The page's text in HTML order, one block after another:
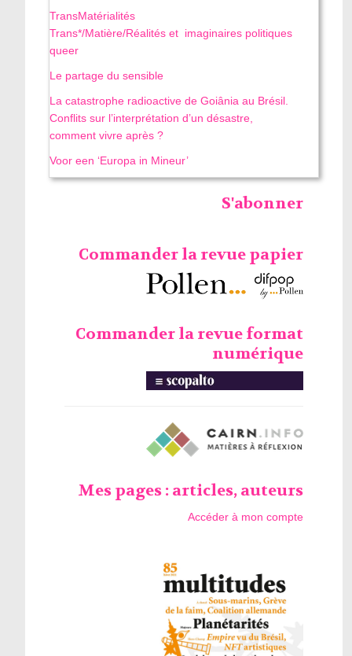
TransMatérialités
Trans*/Matière/Réalités et imaginaires politiques
queer
Le partage du sensible
La catastrophe radioactive de Goiânia au Brésil.
Conflits sur l’interprétation d’un désastre,
comment vivre après ?
Voor een ‘Europa in Mineur’
S'abonner
Commander la revue papier
Commander la revue format
numérique
Mes pages : articles, auteurs
Accéder à mon compte